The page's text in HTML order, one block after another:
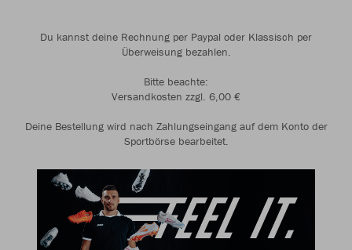
Du kannst deine Rechnung per Paypal oder Klassisch per
Überweisung bezahlen.
Bitte beachte:
Versandkosten zzgl. 6,00 €
Deine Bestellung wird nach Zahlungseingang auf dem Konto der
Sportbörse bearbeitet.